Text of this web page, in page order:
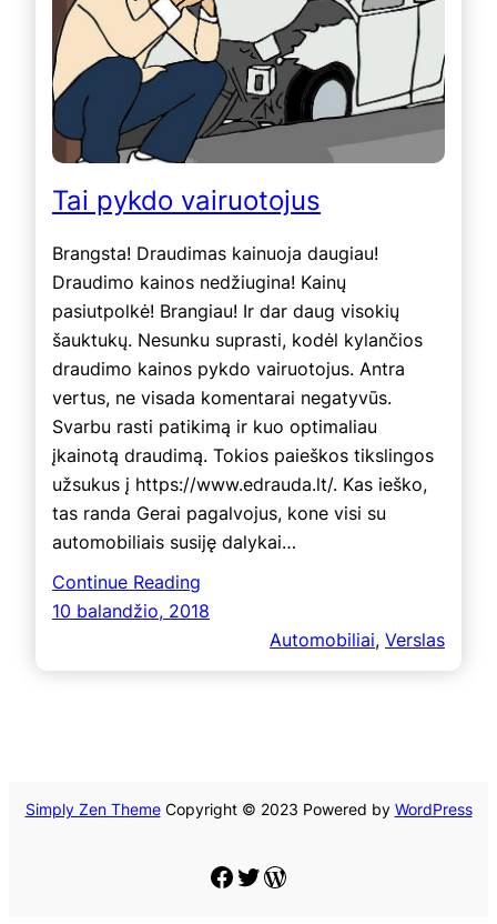
Tai pykdo vairuotojus
Brangsta! Draudimas kainuoja daugiau!
Draudimo kainos nedžiugina! Kainų
pasiutpolkė! Brangiau! Ir dar daug visokių
šauktukų. Nesunku suprasti, kodėl kylančios
draudimo kainos pykdo vairuotojus. Antra
vertus, ne visada komentarai negatyvūs.
Svarbu rasti patikimą ir kuo optimaliau
įkainotą draudimą. Tokios paieškos tikslingos
užsukus į https://www.edrauda.lt/. Kas ieško,
tas randa Gerai pagalvojus, kone visi su
automobiliais susiję dalykai…
Continue Reading
10 balandžio, 2018
Automobiliai, Verslas
Simply Zen ThemeCopyright © 2023 Powered by WordPress
Facebook
Twitter
WordPress